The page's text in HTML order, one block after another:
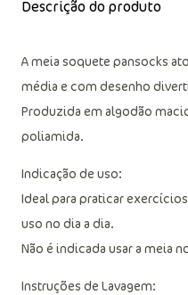
Descrição do produto
A meia soquete pansocks
média e com desenho
Produzida em algodão
poliamida.
Indicação de uso:
Ideal para praticar
uso no dia a dia.
Não é indicada usar a meia
Instruções de Lavagem: